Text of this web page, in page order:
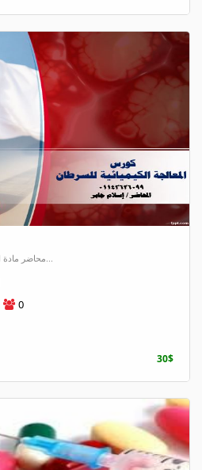
محاضر مادة الكيمياء وباحث في الطاقة...
0
30$